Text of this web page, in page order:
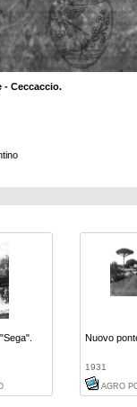
- Ceccaccio.
Nuovo
1931
AGRO